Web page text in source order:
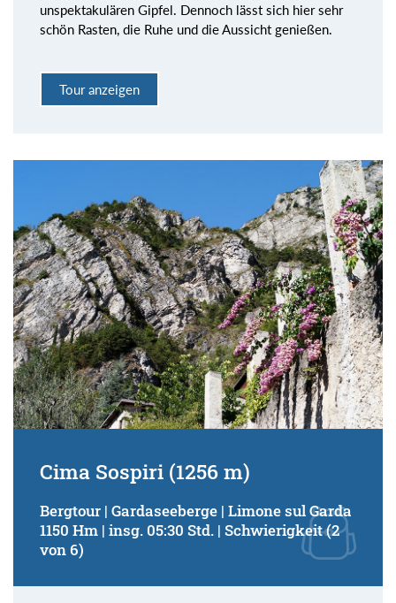
unspektakulären Gipfel. Dennoch lässt sich hier sehr
schön Rasten, die Ruhe und die Aussicht genießen.
Tour anzeigen
Cima Sospiri (1256 m)
Bergtour | Gardaseeberge | Limone sul Garda
1150 Hm | insg. 05:30 Std. | Schwierigkeit (2
von 6)